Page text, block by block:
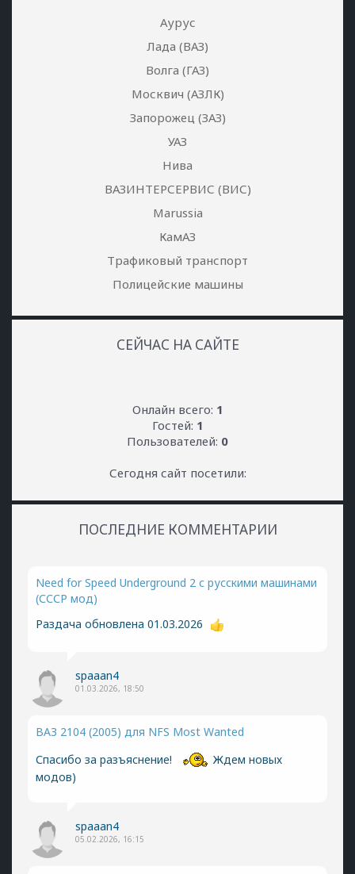
Аурус
Лада (ВАЗ)
Волга (ГАЗ)
Москвич (АЗЛК)
Запорожец (ЗАЗ)
УАЗ
Нива
ВАЗИНТЕРСЕРВИС (ВИС)
Marussia
КамАЗ
Трафиковый транспорт
Полицейские машины
СЕЙЧАС НА САЙТЕ
Онлайн всего: 1
Гостей: 1
Пользователей: 0
Сегодня сайт посетили:
ПОСЛЕДНИЕ КОММЕНТАРИИ
Need for Speed Underground 2 с русскими машинами
(СССР мод)
Раздача обновлена 01.03.2026
spaaan4
01.03.2026, 18:50
ВАЗ 2104 (2005) для NFS Most Wanted
Спасибо за разъяснение!
Ждем новых
модов)
spaaan4
05.02.2026, 16:15